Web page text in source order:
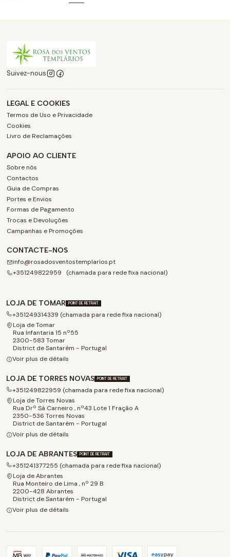
Suivez-nous
LEGAL E COOKIES
Termos de Uso e Privacidade
Cookies
Livro de Reclamações
APOIO AO CLIENTE
Sobre nós
Contactos
Guia de Compras
Portes e Envios
Formas de Pagamento
Trocas e Devoluções
Campanhas e Promoções
CONTACTE-NOS
info@rosadosventostemplarios.pt
+351249822959 (chamada para rede fixa nacional)
LOJA DE TOMAR POINT DE RETRAIT
+351249314339 (chamada para rede fixa nacional)
Loja de Tomar
Rua Infantaria 15 nº55
2300-583 Tomar
District de Santarém - Portugal
Voir plus de détails
LOJA DE TORRES NOVAS POINT DE RETRAIT
+351249822959 (chamada para rede fixa nacional)
Loja de Torres Novas
Rua Drº Sá Carneiro , nº43 Lote 1 Fração A
2350-536 Torres Novas
District de Santarém - Portugal
Voir plus de détails
LOJA DE ABRANTES POINT DE RETRAIT
+351241377255 (chamada para rede fixa nacional)
Loja de Abrantes
Rua Monteiro de Lima , nº 29 B
2200-428 Abrantes
District de Santarém - Portugal
Voir plus de détails